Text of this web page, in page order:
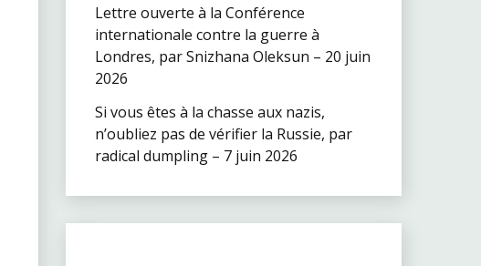
Lettre ouverte à la Conférence
internationale contre la guerre à
Londres, par Snizhana Oleksun – 20 juin
2026
Si vous êtes à la chasse aux nazis,
n’oubliez pas de vérifier la Russie, par
radical dumpling – 7 juin 2026